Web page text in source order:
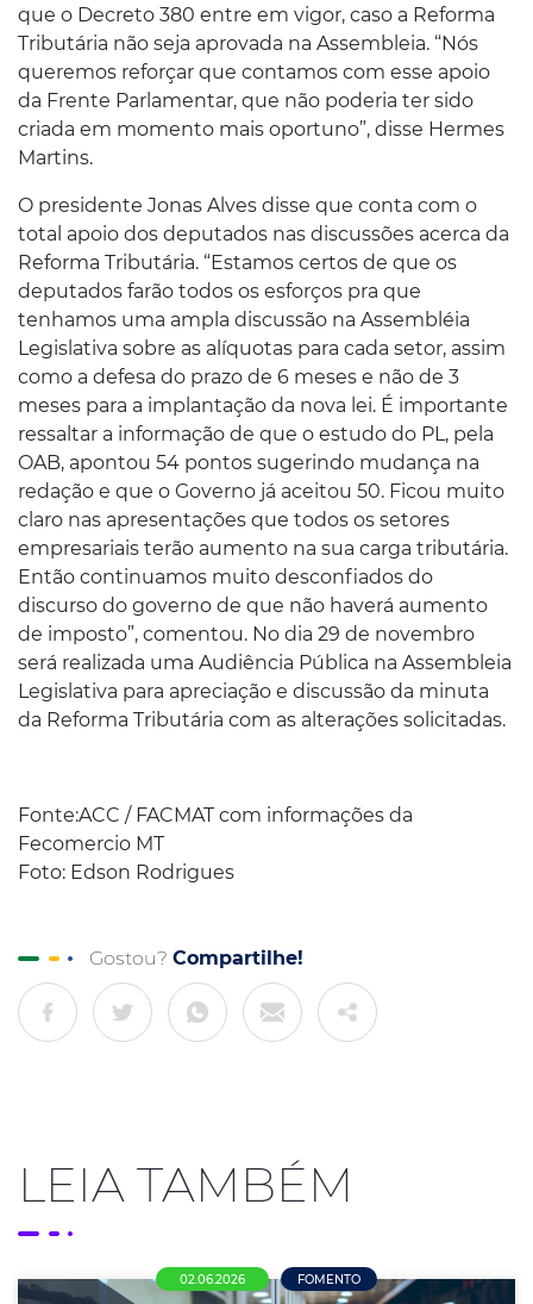
que o Decreto 380 entre em vigor, caso a Reforma
Tributária não seja aprovada na Assembleia. “Nós
queremos reforçar que contamos com esse apoio
da Frente Parlamentar, que não poderia ter sido
criada em momento mais oportuno”, disse Hermes
Martins.
O presidente Jonas Alves disse que conta com o
total apoio dos deputados nas discussões acerca da
Reforma Tributária. “Estamos certos de que os
deputados farão todos os esforços pra que
tenhamos uma ampla discussão na Assembléia
Legislativa sobre as alíquotas para cada setor, assim
como a defesa do prazo de 6 meses e não de 3
meses para a implantação da nova lei. É importante
ressaltar a informação de que o estudo do PL, pela
OAB, apontou 54 pontos sugerindo mudança na
redação e que o Governo já aceitou 50. Ficou muito
claro nas apresentações que todos os setores
empresariais terão aumento na sua carga tributária.
Então continuamos muito desconfiados do
discurso do governo de que não haverá aumento
de imposto”, comentou. No dia 29 de novembro
será realizada uma Audiência Pública na Assembleia
Legislativa para apreciação e discussão da minuta
da Reforma Tributária com as alterações solicitadas.
Fonte:ACC / FACMAT com informações da
Fecomercio MT
Foto: Edson Rodrigues
Gostou? Compartilhe!
LEIA TAMBÉM
02.06.2026 FOMENTO